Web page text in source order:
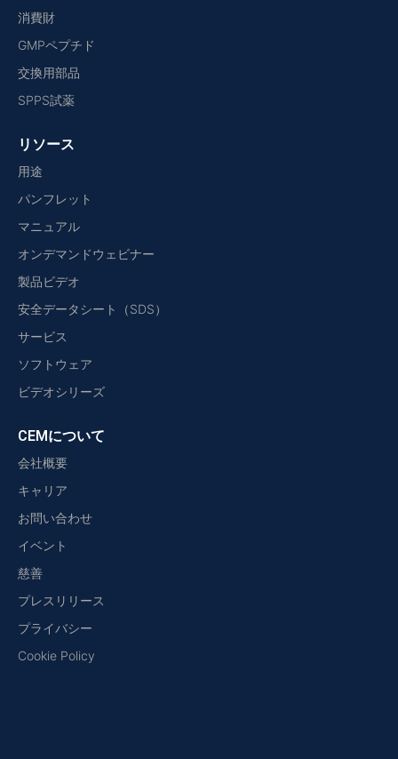
消費財
GMPペプチド
交換用部品
SPPS試薬
リソース
用途
パンフレット
マニュアル
オンデマンドウェビナー
製品ビデオ
安全データシート（SDS）
サービス
ソフトウェア
ビデオシリーズ
CEMについて
会社概要
キャリア
お問い合わせ
イベント
慈善
プレスリリース
プライバシー
Cookie Policy